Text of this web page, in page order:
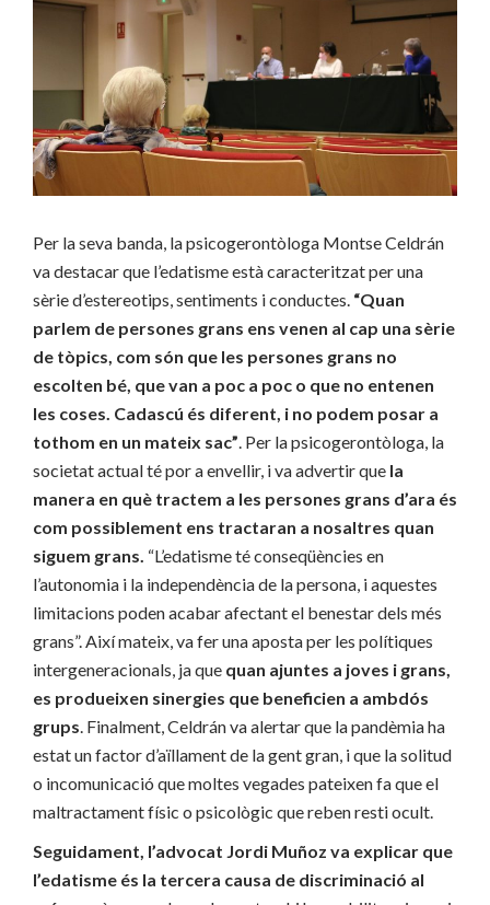
Per la seva banda, la psicogerontòloga Montse Celdrán
va destacar que l’edatisme està caracteritzat per una
sèrie d’estereotips, sentiments i conductes. “Quan
parlem de persones grans ens venen al cap una sèrie
de tòpics, com són que les persones grans no
escolten bé, que van a poc a poc o que no entenen
les coses. Cadascú és diferent, i no podem posar a
tothom en un mateix sac”. Per la psicogerontòloga, la
societat actual té por a envellir, i va advertir que la
manera en què tractem a les persones grans d’ara és
com possiblement ens tractaran a nosaltres quan
siguem grans. “L’edatisme té conseqüències en
l’autonomia i la independència de la persona, i aquestes
limitacions poden acabar afectant el benestar dels més
grans”. Així mateix, va fer una aposta per les polítiques
intergeneracionals, ja que quan ajuntes a joves i grans,
es produeixen sinergies que beneficien a ambdós
grups. Finalment, Celdrán va alertar que la pandèmia ha
estat un factor d’aïllament de la gent gran, i que la solitud
o incomunicació que moltes vegades pateixen fa que el
maltractament físic o psicològic que reben resti ocult.
Seguidament, l’advocat Jordi Muñoz va explicar que
l’edatisme és la tercera causa de discriminació al